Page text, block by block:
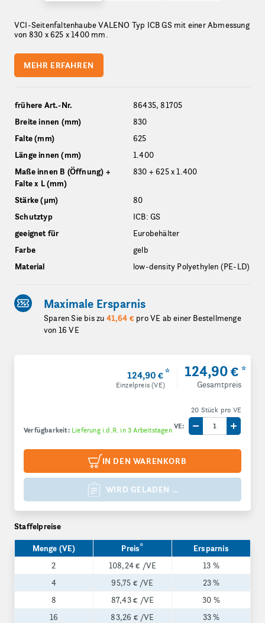
VCI-Seitenfaltenhaube VALENO Typ ICB GS mit einer Abmessung
von 830 x 625 x 1400 mm.
MEHR ERFAHREN
frühere Art.-Nr.
86435, 81705
Breite innen (mm)
830
Falte (mm)
625
Länge innen (mm)
1.400
Maße innen B (Öffnung) +
Falte x L (mm)
830 + 625 x 1.400
Stärke (µm)
80
Schutztyp
ICB: GS
geeignet für
Eurobehälter
Farbe
gelb
Material
low-density Polyethylen (PE-LD)
Maximale Ersparnis
Sparen Sie bis zu 41,64 € pro VE ab einer Bestellmenge
von 16 VE
124,90 €*
Einzelpreis (VE)
124,90 € *
Gesamtpreis
Verfügbarkeit: Lieferung i.d.R. in 3 Arbeitstagen
20 Stück pro VE
VE:
Menge um eine
Menge
IN DEN WARENKORB
WIRD GELADEN …
Staffelpreise
Menge (VE) Preis*
Ersparnis
2
108,24 € /VE
13 %
4
95,75 € /VE
23 %
8
87,43 € /VE
30 %
16
83,26 € /VE 33 %